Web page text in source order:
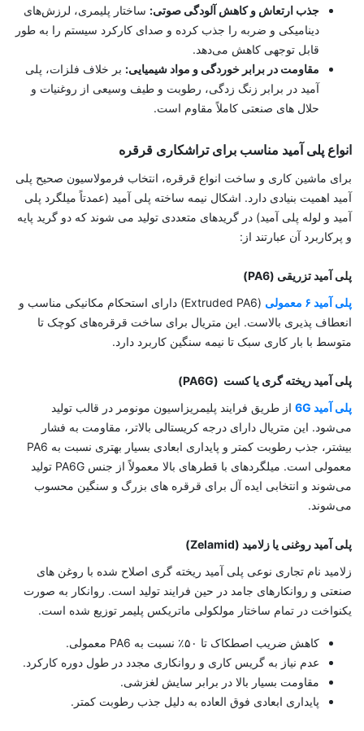
جذب ارتعاش و کاهش آلودگی صوتی: ساختار پلیمری، لرزش‌های
دینامیکی و ضربه را جذب کرده و صدای کارکرد سیستم را به‌ طور
قابل توجهی کاهش می‌دهد.
مقاومت در برابر خوردگی و مواد شیمیایی: بر خلاف فلزات، پلی
آمید در برابر زنگ ‌زدگی، رطوبت و طیف وسیعی از روغنیات و
حلال‌ های صنعتی کاملاً مقاوم است.
انواع پلی آمید مناسب برای تراشکاری قرقره
برای ماشین ‌کاری و ساخت انواع قرقره، انتخاب فرمولاسیون صحیح پلی
آمید اهمیت بنیادی دارد. اشکال نیمه‌ ساخته پلی آمید (عمدتاً میلگرد پلی
آمید و لوله پلی آمید) در گریدهای متعددی تولید می ‌شوند که دو گرید پایه
و پرکاربرد آن عبارتند از:
پلی آمید تزریقی (PA6)
پلی آمید ۶ معمولی
(Extruded PA6) دارای استحکام مکانیکی مناسب و
انعطاف ‌پذیری بالاست. این متریال برای ساخت قرقره‌های کوچک تا
متوسط با بار کاری سبک تا نیمه‌ سنگین کاربرد دارد.
پلی آمید ریخته‌ گری یا کست (PA6G)
پلی آمید 6G
از طریق فرایند پلیمریزاسیون مونومر در قالب تولید
می‌شود. این متریال دارای درجه کریستالی بالاتر، مقاومت به فشار
بیشتر، جذب رطوبت کمتر و پایداری ابعادی بسیار بهتری نسبت به PA6
معمولی است. میلگردهای با قطرهای بالا معمولاً از جنس PA6G تولید
می‌شوند و انتخابی ایده ‌آل برای قرقره ‌های بزرگ و سنگین محسوب
می‌شوند.
پلی آمید روغنی یا زلامید (Zelamid)
زلامید نام تجاری نوعی پلی آمید ریخته ‌گری اصلاح ‌شده با روغن‌ های
صنعتی و روانکار‌های جامد در حین فرایند تولید است. روانکار به‌ صورت
یکنواخت در تمام ساختار مولکولی ماتریکس پلیمر توزیع شده است.
کاهش ضریب اصطکاک تا ۵۰٪ نسبت به PA6 معمولی.
عدم نیاز به گریس‌ کاری و روانکاری مجدد در طول دوره کارکرد.
مقاومت بسیار بالا در برابر سایش لغزشی.
پایداری ابعادی فوق ‌العاده به دلیل جذب رطوبت کمتر.